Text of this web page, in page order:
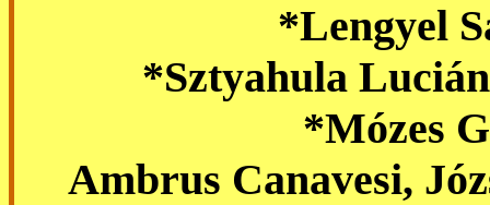
*Lengyel
*Sztyahula
*Mózes
Ambrus Canavesi,